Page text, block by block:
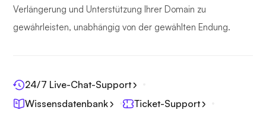
Verlängerung und Unterstützung Ihrer Domain zu
gewährleisten, unabhängig von der gewählten Endung.
24/7 Live-Chat-Support
Wissensdatenbank
Ticket-Support